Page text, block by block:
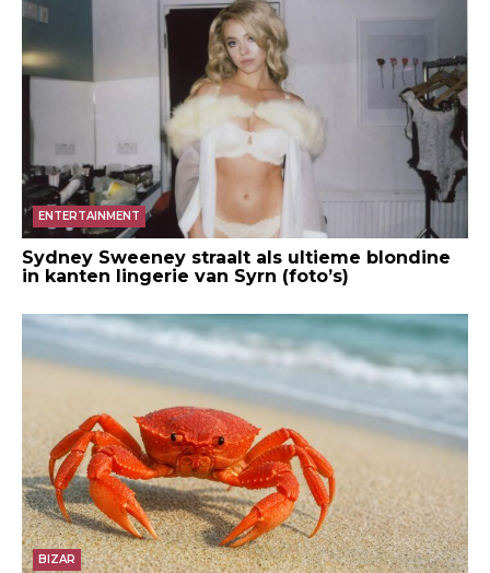
ENTERTAINMENT
Sydney Sweeney straalt als ultieme blondine
in kanten lingerie van Syrn (foto’s)
BIZAR